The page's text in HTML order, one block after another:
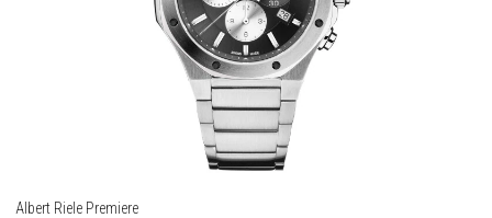
Albert Riele Premiere